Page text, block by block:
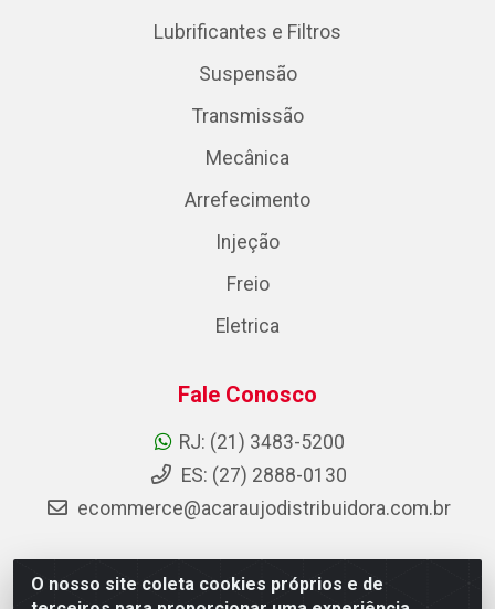
O nosso site coleta cookies próprios e de
Lubrificantes e Filtros
Suspensão
Transmissão
Mecânica
Arrefecimento
Injeção
Freio
Eletrica
Fale Conosco
RJ: (21) 3483-5200
ES: (27) 2888-0130
ecommerce@acaraujodistribuidora.com.br
AC Araujo Distribuidora - Rua Carneiro de Campos, 42 -